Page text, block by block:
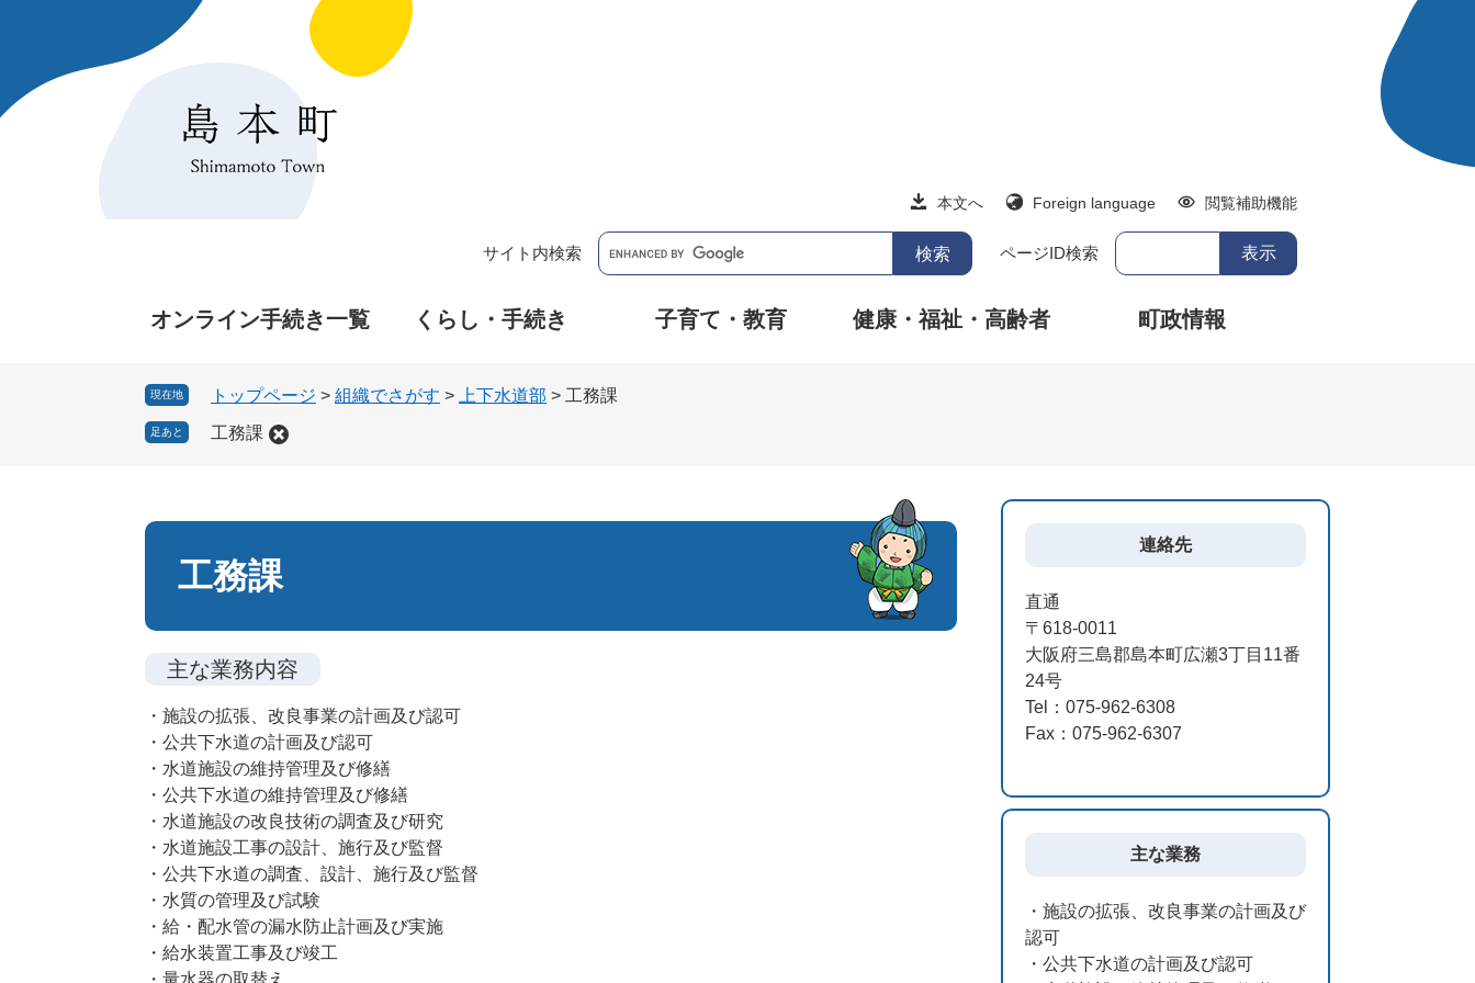
先
を
本文へ Foreign language 閲覧補助機能
サイト内検索 ページID検索
オンライン手続き一覧 くらし・手続き 子育て・教育 健康・福祉・高齢者 町政情報
現在地 トップページ > 組織でさがす > 上下水道部 > 工務課
足あと 工務課
工務課
主な業務内容
・施設の拡張、改良事業の計画及び認可
・公共下水道の計画及び認可
・水道施設の維持管理及び修繕
・公共下水道の維持管理及び修繕
・水道施設の改良技術の調査及び研究
・水道施設工事の設計、施行及び監督
・公共下水道の調査、設計、施行及び監督
・水質の管理及び試験
・給・配水管の漏水防止計画及び実施
・給水装置工事及び竣工
・量水器の取替え
連絡先
直通
〒618-0011
大阪府三島郡島本町広瀬3丁目11番
24号
Tel：075-962-6308
Fax：075-962-6307
主な業務
・施設の拡張、改良事業の計画及び
認可
・公共下水道の計画及び認可